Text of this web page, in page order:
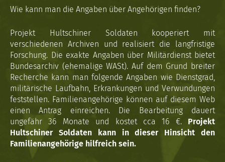
Wie kann man die Angaben über Angehörigen finden?
Projekt Hultschiner Soldaten kooperiert mit
verschiedenen Archiven und realisiert die langfristige
Forschung. Die exakte Angaben über Militärdienst bietet
Bundesarchiv (ehemalige WASt). Auf dem Grund breiter
Recherche kann man folgende Angaben wie Dienstgrad,
militärische Laufbahn, Erkrankungen und Verwundungen
feststellen. Familienangehörige können auf diesem Web
einen Antrag einreichen. Die Bearbeitung dauert
ungefähr 36 Monate und kostet cca 16 €. Projekt
Hultschiner Soldaten kann in dieser Hinsicht den
Familienangehörige hilfreich sein.